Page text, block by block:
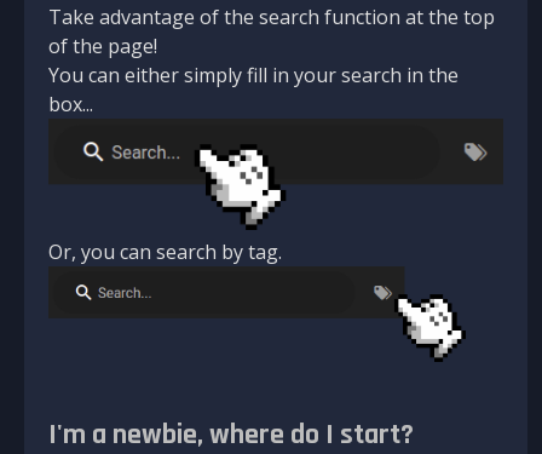
Take advantage of the search function at the top
of the page!
You can either simply fill in your search in the
box...
Or, you can search by tag.
I'm a newbie, where do I start?